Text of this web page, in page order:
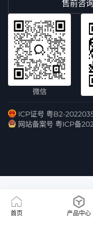
售前咨
微信
ICP证号 粤B2-
网站备案号 粤ICP备
首页 产品中心